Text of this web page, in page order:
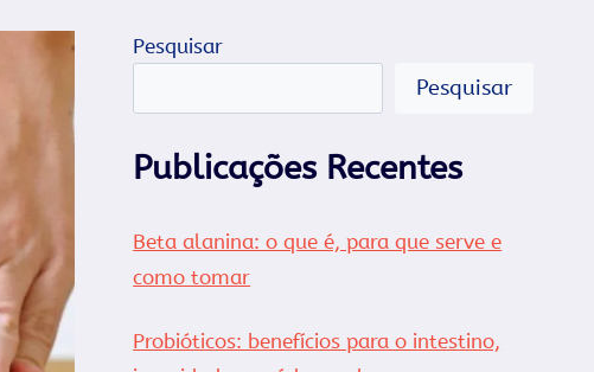
Pesquisar
Pesquisar
Publicações Recentes
Beta alanina: o que é, para que serve e
como tomar
Probióticos: benefícios para o intestino,